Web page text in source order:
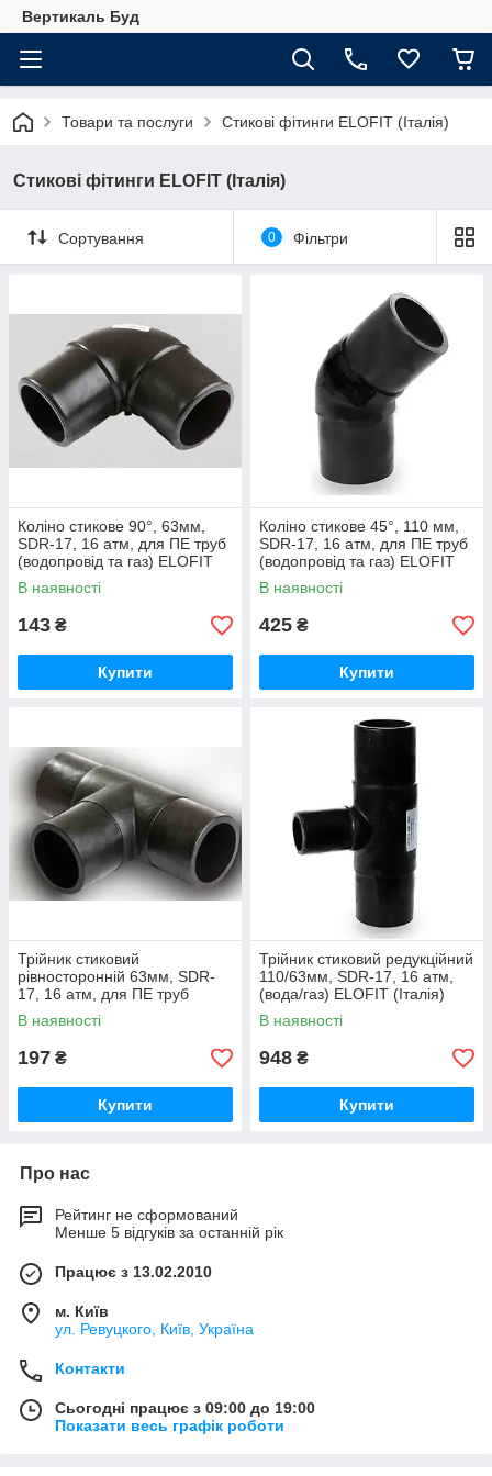
Вертикаль Буд
Товари та послуги Стикові фітинги ELOFIT (Італія)
Стикові фітинги ELOFIT (Італія)
Сортування 0 Фільтри
Коліно стикове 90°, 63мм,
SDR-17, 16 атм, для ПЕ труб
(водопровід та газ) ELOFIT
(Італія)
В наявності
143 ₴
Купити
Коліно стикове 45°, 110 мм,
SDR-17, 16 атм, для ПЕ труб
(водопровід та газ) ELOFIT
(Італія)
В наявності
425 ₴
Купити
Трійник стиковий
рівносторонній 63мм, SDR-
17, 16 атм, для ПЕ труб
(вода/газ) ELOFIT (Італія)
В наявності
197 ₴
Купити
Трійник стиковий редукційний
110/63мм, SDR-17, 16 атм,
(вода/газ) ELOFIT (Італія)
В наявності
948 ₴
Купити
Про нас
Рейтинг не сформований
Менше 5 відгуків за останній рік
Працює з 13.02.2010
м. Київ
ул. Ревуцкого, Київ, Україна
Контакти
Сьогодні працює з 09:00 до 19:00
Показати весь графік роботи